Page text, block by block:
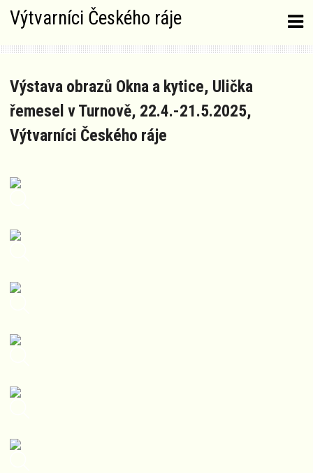
SkipVýtvarníci Českého ráje
Výstava obrazů Okna a kytice, Ulička
řemesel v Turnově, 22.4.-21.5.2025,
Výtvarníci Českého ráje